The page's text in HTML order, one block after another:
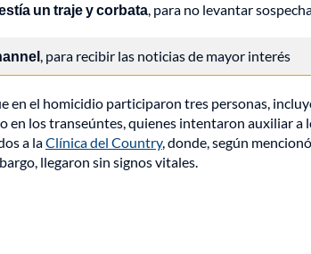
un traje y corbata, para no levantar
, para recibir las noticias de mayor interés
en el homicidio participaron tres personas,
en los transeúntes, quienes intentaron auxiliar
a laClínica del Country, donde, según
llegaron sin signos vitales.